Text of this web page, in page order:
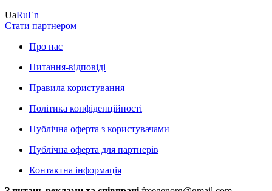
UaRuEn
Стати партнером
Про нас
Питання-відповіді
Правила користування
Політика конфіденційності
Публічна оферта з користувачами
Публічна оферта для партнерів
Контактна інформація